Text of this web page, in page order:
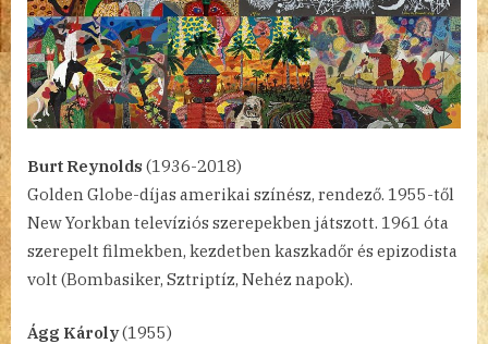
Burt Reynolds (1936-2018)
Golden Globe-díjas amerikai színész, rendező. 1955-től
New Yorkban televíziós szerepekben játszott. 1961 óta
szerepelt filmekben, kezdetben kaszkadőr és epizodista
volt (Bombasiker, Sztriptíz, Nehéz napok).
Ágg Károly(1955)